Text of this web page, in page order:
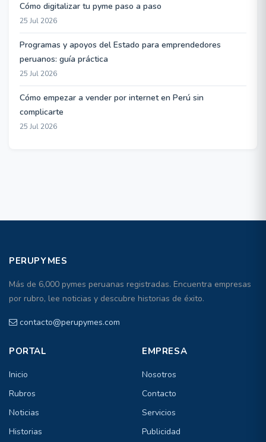
Cómo digitalizar tu pyme paso a paso
25 Jul 2026
Programas y apoyos del Estado para emprendedores
peruanos: guía práctica
25 Jul 2026
Cómo empezar a vender por internet en Perú sin
complicarte
25 Jul 2026
PERUPYMES
Más de 6,000 pymes peruanas registradas. Encuentra empresas
por rubro, lee noticias y descubre historias de éxito.
contacto@perupymes.com
PORTAL
Inicio
Rubros
Noticias
Historias
EMPRESA
Nosotros
Contacto
Servicios
Publicidad